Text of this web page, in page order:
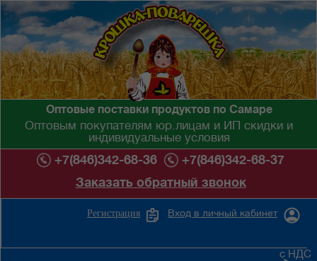
Оптовые поставки продуктов по Самаре
Оптовым покупателям юр.лицам и ИП скидки и
индивидуальные условия
+7(846)342-68-36
+7(846)342-68-37
Заказать обратный звонок
Вход в личный кабинет
Регистрация
с НДС